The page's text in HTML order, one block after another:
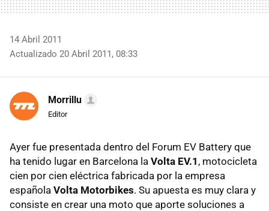
14 Abril 2011
Actualizado 20 Abril 2011, 08:33
Morrillu
Editor
Ayer fue presentada dentro del Forum EV Battery que
ha tenido lugar en Barcelona la Volta EV.1 , motocicleta
cien por cien eléctrica fabricada por la empresa
española Volta Motorbikes. Su apuesta es muy clara y
consiste en crear una moto que aporte soluciones a